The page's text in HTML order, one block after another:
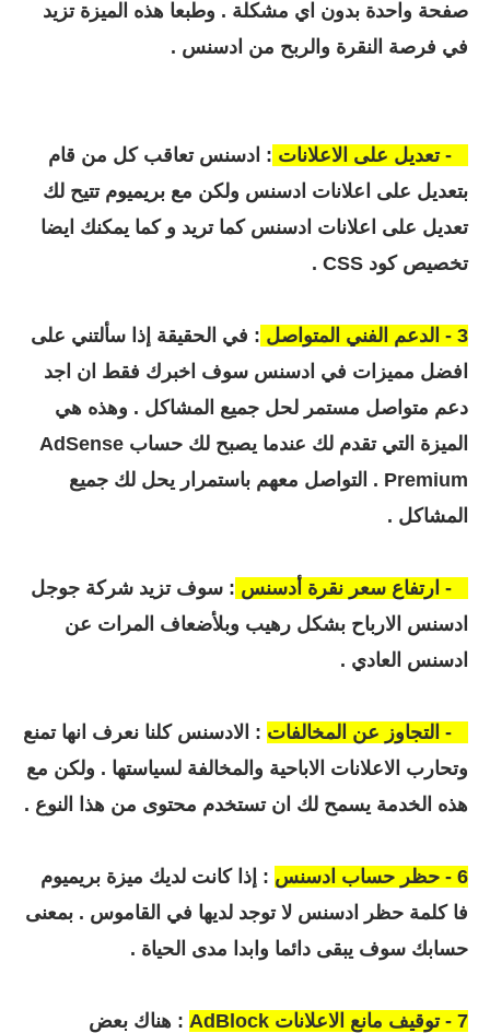
صفحة واحدة بدون اي مشكلة . وطبعا هذه الميزة تزيد
في فرصة النقرة والربح من ادسنس .
: ادسنس تعاقب كل من قام
بتعديل على اعلانات ادسنس ولكن مع بريميوم تتيح لك
تعديل على اعلانات ادسنس كما تريد و كما يمكنك ايضا
تخصيص كود CSS .
3 - الدعم الفني المتواصل
: في الحقيقة إذا سألتني على
افضل مميزات في ادسنس سوف اخبرك فقط ان اجد
دعم متواصل مستمر لحل جميع المشاكل . وهذه هي
الميزة التي تقدم لك عندما يصبح لك حساب AdSense
Premium . التواصل معهم باستمرار يحل لك جميع
المشاكل .
: سوف تزيد شركة جوجل
ادسنس الارباح بشكل رهيب وبلأضعاف المرات عن
ادسنس العادي .
: الادسنس كلنا نعرف انها تمنع
وتحارب الاعلانات الاباحية والمخالفة لسياستها . ولكن مع
هذه الخدمة يسمح لك ان تستخدم محتوى من هذا النوع .
6 - حظر حساب ادسنس
: إذا كانت لديك ميزة بريميوم
فا كلمة حظر ادسنس لا توجد لديها في القاموس . بمعنى
حسابك سوف يبقى دائما وابدا مدى الحياة .
7 - توقيف مانع الاعلانات AdBlock
: هناك بعض